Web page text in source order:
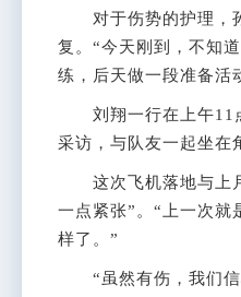
对于伤势的护理，孙
复。“今天刚到，不知
练，后天做一段准备活
刘翔一行在上午11点
采访，与队友一起坐在
这次飞机落地与上月
一点紧张”。“上一次就
样了。”
“虽然有伤，我们信